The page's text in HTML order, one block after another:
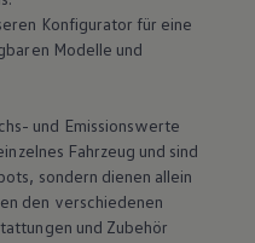
Konfigurator für eine
Modelle und
und Emissionswerte
Fahrzeug und sind
sondern dienen allein
den verschiedenen
und Zubehör